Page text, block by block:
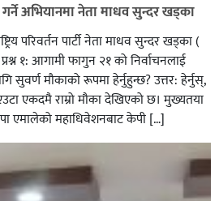
अभियानमा नेता माधव सुन्दर खड्का
परिवर्तन पार्टी नेता माधव सुन्दर खड्का (
१: आगामी फागुन २१ को निर्वाचनलाई
सुवर्ण मौकाको रूपमा हेर्नुहुन्छ? उत्तर: हेर्नुस्,
एकदमै राम्रो मौका देखिएको छ। मुख्यतया
एमालेको महाधिवेशनबाट केपी […]